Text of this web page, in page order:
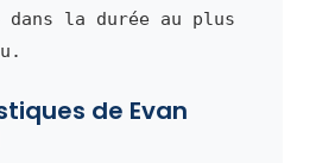
la durée au plus
de Evan